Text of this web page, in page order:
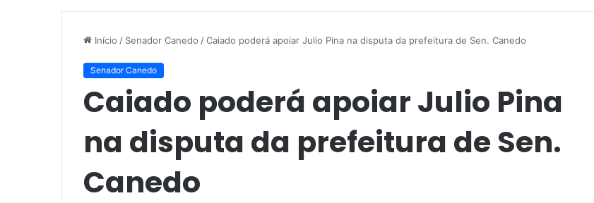
Início / Senador Canedo /Caiado poderá apoiar Julio Pina na disputa da prefeitura de Sen. Canedo
Senador Canedo
Caiado poderá apoiar Julio Pina
na disputa da prefeitura de Sen.
Canedo